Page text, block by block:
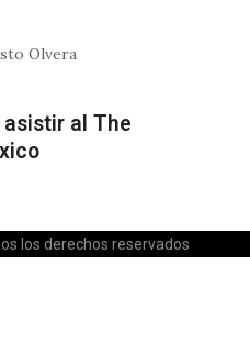
Olvera
asistir al The
los derechos reservados